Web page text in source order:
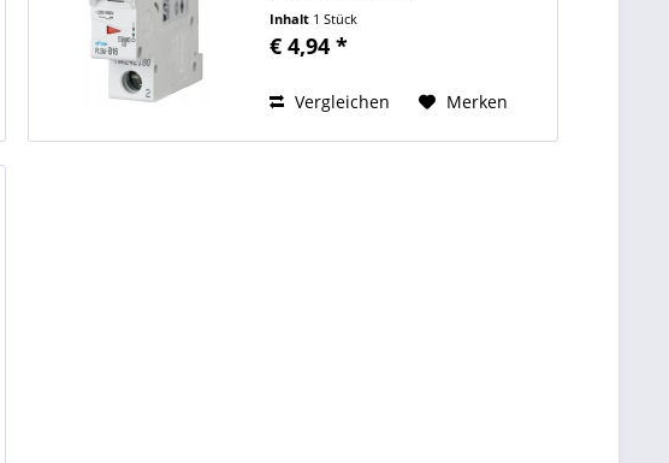
Bemessungsstrom:16A,
Frequenz:50Hz
(gesamt) 1 Bemessungsstrom 16
A...
Inhalt 1 Stück
€ 4,94 *
Vergleichen Merken